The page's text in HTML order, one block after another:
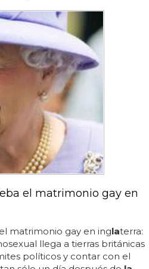
el matrimonio gay en
matrimonio gay en inglaterra:
llega a tierras británicas
políticos y contar con el